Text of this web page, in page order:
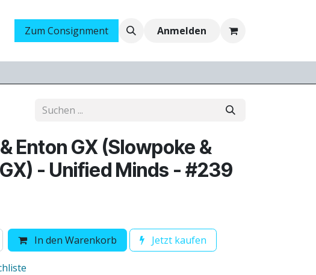
Messen Ankauf Jobs
Zum Consignment Anmelden
Enton GX (Slowpoke &
- Unified Minds - #239
In den Warenkorb Jetzt kaufen